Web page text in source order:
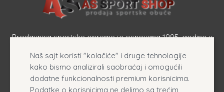
Prodavnica sportske opreme je osnovana 1995. godine u
opreme, originalnih patika i sportske odeće online.
Naš sajt koristi "kolačiće" i druge tehnologije
kako bismo analizirali saobraćaj i omogućili
dodatne funkcionalnosti premium korisnicima.
Podatke o korisnicima ne delimo sa trećim